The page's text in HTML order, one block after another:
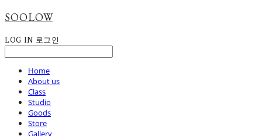
SOOLOW
LOG IN 로그인
Home
About us
Class
Studio
Goods
Store
Gallery